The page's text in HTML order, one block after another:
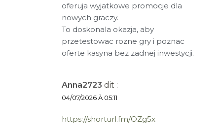
oferuja wyjatkowe promocje dla
nowych graczy.
To doskonala okazja, aby
przetestowac rozne gry i poznac
oferte kasyna bez zadnej inwestycji.
Anna2723 dit :
04/07/2026 À 05:11
https://shorturl.fm/OZg5x